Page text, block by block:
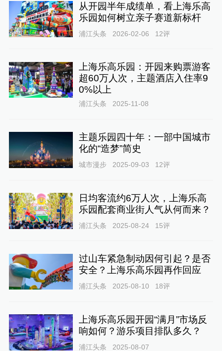
从开园半年成绩单，看上海乐高
乐园如何树立亲子赛道新标杆
浦江头条 2026-02-06 12评
上海乐高乐园：开园来购票游客
超60万人次，主题酒店入住率9
0%以上
浦江头条 2025-11-08
主题乐园四十年：一部中国城市
化的“造梦”简史
城市漫步 2025-09-03 12评
日均客流约6万人次，上海乐高
乐园配套商业街人气从何而来？
浦江头条 2025-08-24 15评
过山车紧急制动因何引起？是否
安全？上海乐高乐园再作回应
浦江头条 2025-08-10 18评
上海乐高乐园开园“满月”市场反
响如何？游乐项目排队多久？
浦江头条 2025-08-07